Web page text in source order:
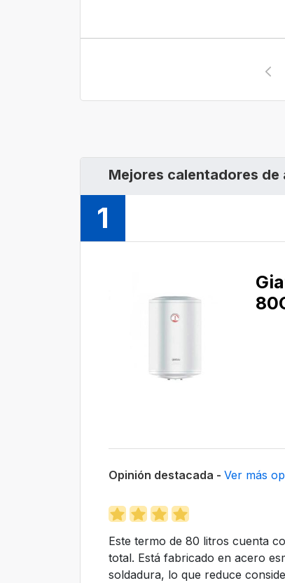
Mejores calentadores de
1
Opinión destacada - Ver más
Este termo de 80 litros cuenta
total. Está fabricado en acero
soldadura, lo que reduce